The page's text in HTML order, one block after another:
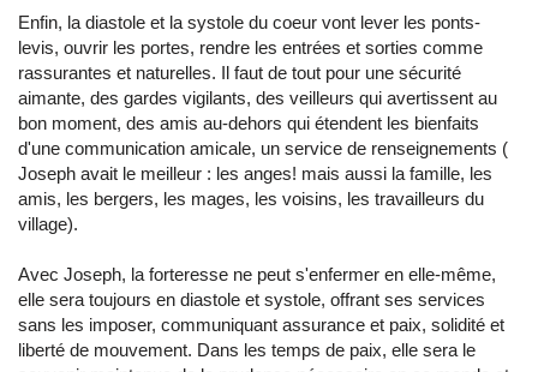
Enfin, la diastole et la systole du coeur vont lever les ponts-
levis, ouvrir les portes, rendre les entrées et sorties comme
rassurantes et naturelles. Il faut de tout pour une sécurité
aimante, des gardes vigilants, des veilleurs qui avertissent au
bon moment, des amis au-dehors qui étendent les bienfaits
d'une communication amicale, un service de renseignements (
Joseph avait le meilleur : les anges! mais aussi la famille, les
amis, les bergers, les mages, les voisins, les travailleurs du
village).
Avec Joseph, la forteresse ne peut s'enfermer en elle-même,
elle sera toujours en diastole et systole, offrant ses services
sans les imposer, communiquant assurance et paix, solidité et
liberté de mouvement. Dans les temps de paix, elle sera le